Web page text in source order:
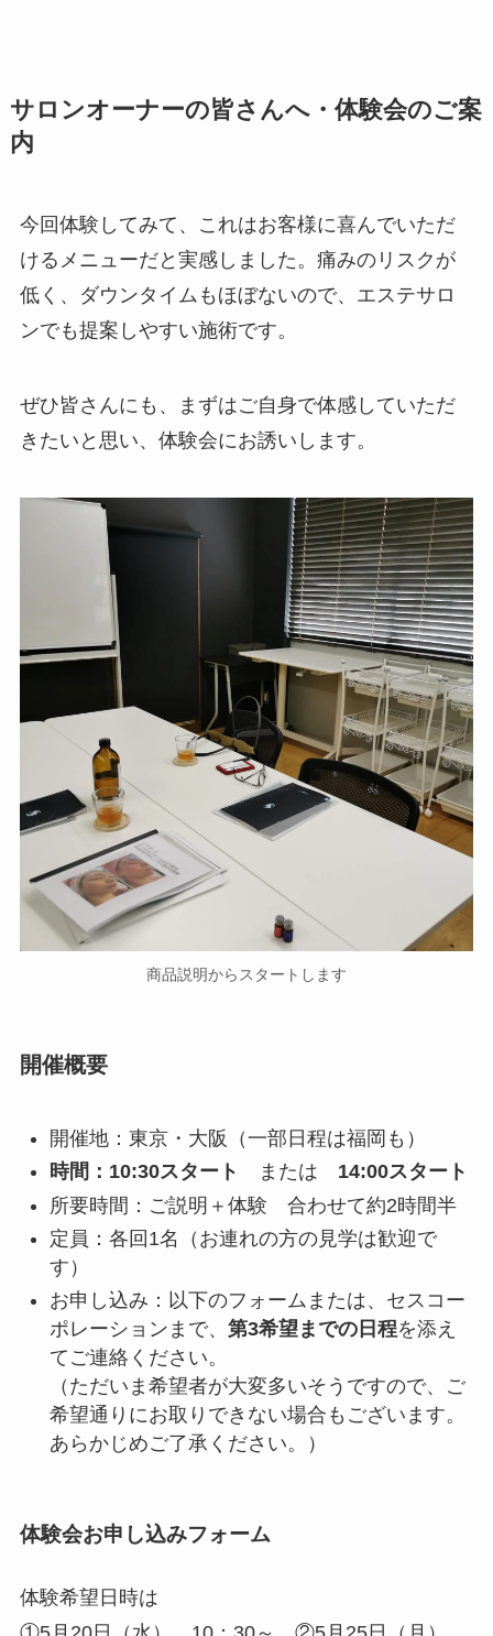
サロンオーナーの皆さんへ・体験会のご案
内
今回体験してみて、これはお客様に喜んでいただ
けるメニューだと実感しました。痛みのリスクが
低く、ダウンタイムもほぼないので、エステサロ
ンでも提案しやすい施術です。
ぜひ皆さんにも、まずはご自身で体感していただ
きたいと思い、体験会にお誘いします。
商品説明からスタートします
開催概要
開催地：東京・大阪（一部日程は福岡も）
時間：10:30スタート
または 14:00スタート
所要時間：ご説明＋体験 合わせて約2時間半
定員：各回1名（お連れの方の見学は歓迎で
す）
お申し込み：以下のフォームまたは、セスコー
ポレーションまで、 第3希望までの日程を添え
てご連絡ください。
（ただいま希望者が大変多いそうですので、ご
希望通りにお取りできない場合もございます。
あらかじめご了承ください。）
体験会お申し込みフォーム
体験希望日時は